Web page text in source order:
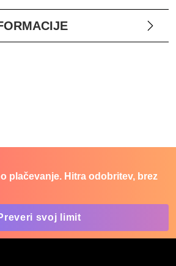
plačevanje. Hitra odobritev, brez
svoj limit